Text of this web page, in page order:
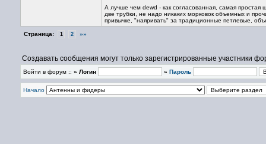
А лучше чем dewd - как согласованная, самая
две трубки, не надо никаких морковок объемных и
привычке, "наяривать" за традиционные петлевые,
Страница: 1 2 »»
Создавать сообщения могут только зарегистрированные участники
Войти в форум :: » Логин » Пароль
Начало